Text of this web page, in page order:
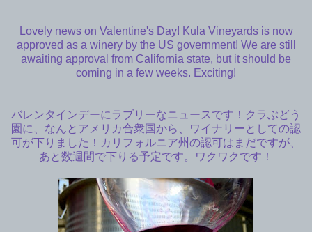
Lovely news on Valentine's Day! Kula Vineyards is now
approved as a winery by the US government! We are still
awaiting approval from California state, but it should be
coming in a few weeks. Exciting!
バレンタインデーにラブリーなニュースです！クラぶどう
園に、なんとアメリカ合衆国から、ワイナリーとしての認
可が下りました！カリフォルニア州の認可はまだですが、
あと数週間で下りる予定です。ワクワクです！